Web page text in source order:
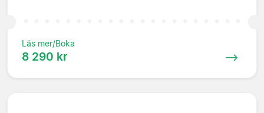
Läs mer/Boka
8 290 kr